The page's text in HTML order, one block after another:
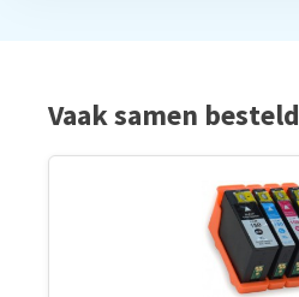
Vaak samen besteld